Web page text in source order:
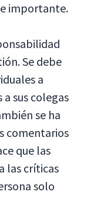
importante.
Se debe
a
sus colegas
se ha
comentarios
que las
las críticas
solo